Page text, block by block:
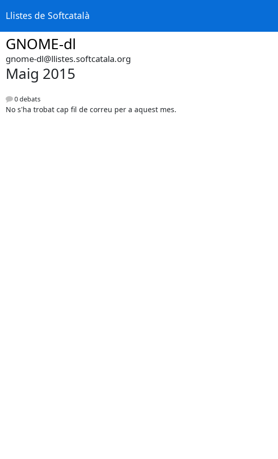
Llistes de Softcatalà
GNOME-dl
gnome-dl@llistes.softcatala.org
Maig 2015
0 debats
No s'ha trobat cap fil de correu per a aquest mes.